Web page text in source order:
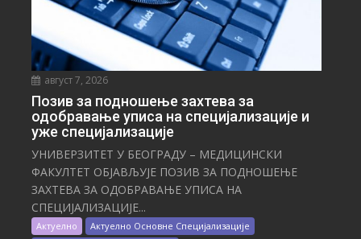
август 7, 2026
Позив за подношење захтева за
одобравање уписа на специјализације и
уже специјализације
УНИВЕРЗИТЕТ У БЕОГРАДУ – МЕДИЦИНСКИ
ФАКУЛТЕТ ОБЈАВЉУЈЕ ПОЗИВ ЗА ПОДНОШЕЊЕ
ЗАХТЕВА ЗА ОДОБРАВАЊЕ УПИСА НА
СПЕЦИЈАЛИЗАЦИЈЕ...
Актуелно
Актуелно Основне Специјализације